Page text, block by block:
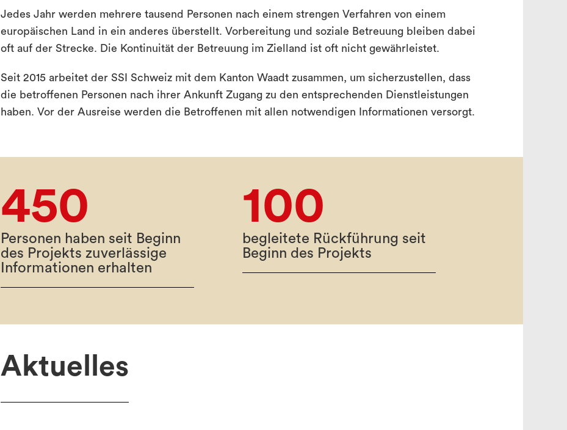
Jedes Jahr werden mehrere tausend Personen nach einem strengen Verfahren von einem
europäischen Land in ein anderes überstellt. Vorbereitung und soziale Betreuung bleiben dabei
oft auf der Strecke. Die Kontinuität der Betreuung im Zielland ist oft nicht gewährleistet.
Seit 2015 arbeitet der SSI Schweiz mit dem Kanton Waadt zusammen, um sicherzustellen, dass
die betroffenen Personen nach ihrer Ankunft Zugang zu den entsprechenden Dienstleistungen
haben. Vor der Ausreise werden die Betroffenen mit allen notwendigen Informationen versorgt.
450
Personen haben seit Beginn
des Projekts zuverlässige
Informationen erhalten
100
begleitete Rückführung seit
Beginn des Projekts
Aktuelles